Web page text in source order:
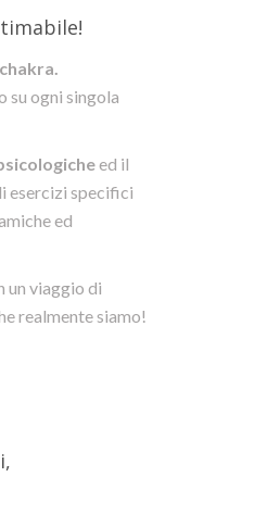
su ogni singola
ed il
esercizi specifici
ed
un viaggio di
realmente siamo!